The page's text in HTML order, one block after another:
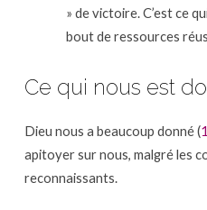
» de victoire. C’est ce
bout de ressources
Ce qui nous est
Dieu nous a beaucoup donné (
apitoyer sur nous, malgré les
reconnaissants.